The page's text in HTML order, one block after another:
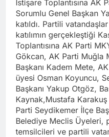
İstişare Toplantısına AK
Sorumlu Genel Başkan
katıldı. Partili
katılımın gerçekleştiği
Toplantısına AK Parti
Gökcan, AK Parti Muğla
Başkanı Kadem Mete,
üyesi Osman Koyuncu,
Başkanı Yakup Otgöz,
Kaynak,Mustafa
Parti Seydikemer İlçe
Belediye Meclis Üyeleri,
temsilcileri ve partili